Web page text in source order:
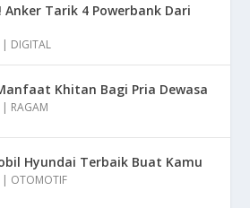
Anker Tarik 4 Powerbank Dari
| DIGITAL
Khitan Bagi Pria Dewasa
| RAGAM
Hyundai Terbaik Buat Kamu
| OTOMOTIF